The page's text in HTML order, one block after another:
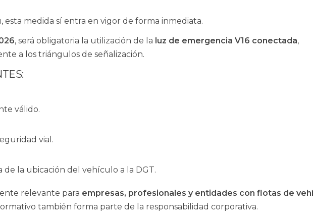
esta medida sí entra en vigor de forma inmediata.
, será obligatoria la utilización de la luz de emergencia V16 conectada,
a los triángulos de señalización.
válido.
vial.
la ubicación del vehículo a la DGT.
relevante para empresas, profesionales y entidades con flotas de
también forma parte de la responsabilidad corporativa.